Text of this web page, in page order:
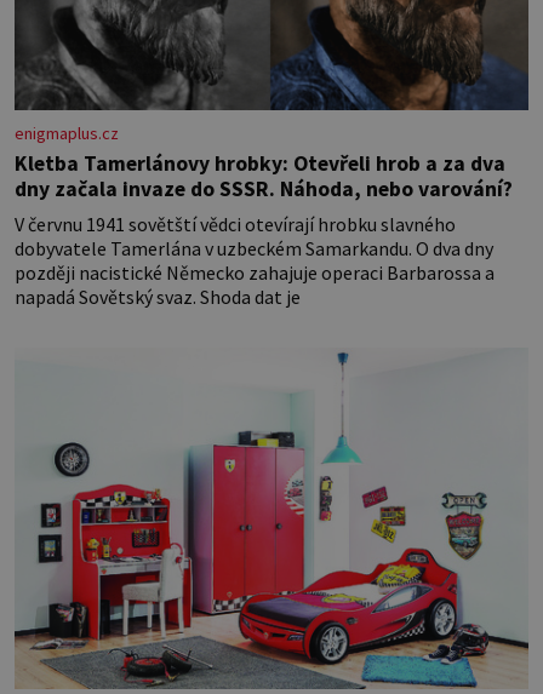
enigmaplus.cz
Kletba Tamerlánovy hrobky: Otevřeli hrob a za dva
dny začala invaze do SSSR. Náhoda, nebo varování?
V červnu 1941 sovětští vědci otevírají hrobku slavného
dobyvatele Tamerlána v uzbeckém Samarkandu. O dva dny
později nacistické Německo zahajuje operaci Barbarossa a
napadá Sovětský svaz. Shoda dat je